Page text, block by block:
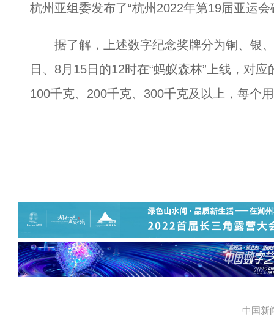
杭州亚组委发布了“杭州2022年第19届亚运
据了解，上述数字纪念奖牌分为铜、银、
日、8月15日的12时在“蚂蚁森林”上线，对
100千克、200千克、300千克及以上，每个
中国新